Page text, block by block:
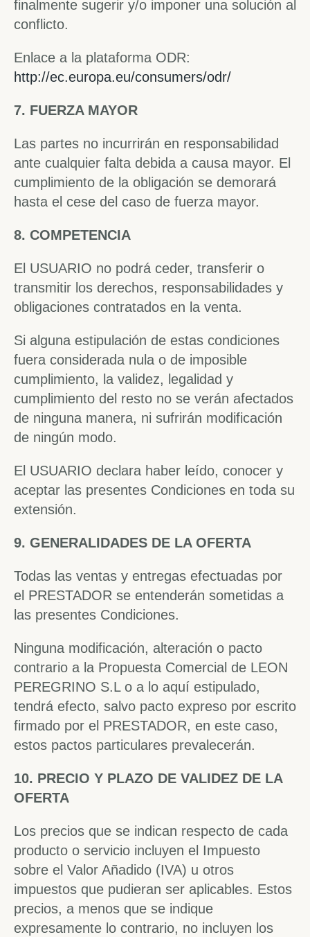
finalmente sugerir y/o imponer una solución al
conflicto.
Enlace a la plataforma ODR:
http://ec.europa.eu/consumers/odr/
7. FUERZA MAYOR
Las partes no incurrirán en responsabilidad
ante cualquier falta debida a causa mayor. El
cumplimiento de la obligación se demorará
hasta el cese del caso de fuerza mayor.
8. COMPETENCIA
El USUARIO no podrá ceder, transferir o
transmitir los derechos, responsabilidades y
obligaciones contratados en la venta.
Si alguna estipulación de estas condiciones
fuera considerada nula o de imposible
cumplimiento, la validez, legalidad y
cumplimiento del resto no se verán afectados
de ninguna manera, ni sufrirán modificación
de ningún modo.
El USUARIO declara haber leído, conocer y
aceptar las presentes Condiciones en toda su
extensión.
9. GENERALIDADES DE LA OFERTA
Todas las ventas y entregas efectuadas por
el PRESTADOR se entenderán sometidas a
las presentes Condiciones.
Ninguna modificación, alteración o pacto
contrario a la Propuesta Comercial de LEON
PEREGRINO S.L o a lo aquí estipulado,
tendrá efecto, salvo pacto expreso por escrito
firmado por el PRESTADOR, en este caso,
estos pactos particulares prevalecerán.
10. PRECIO Y PLAZO DE VALIDEZ DE LA
OFERTA
Los precios que se indican respecto de cada
producto o servicio incluyen el Impuesto
sobre el Valor Añadido (IVA) u otros
impuestos que pudieran ser aplicables. Estos
precios, a menos que se indique
expresamente lo contrario, no incluyen los